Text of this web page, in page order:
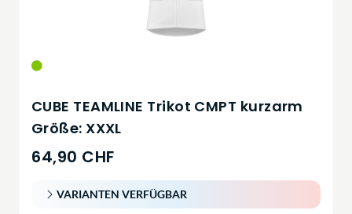
CUBE TEAMLINE Trikot CMPT kurzarm
Größe: XXXL
64,90 CHF
VARIANTEN VERFÜGBAR